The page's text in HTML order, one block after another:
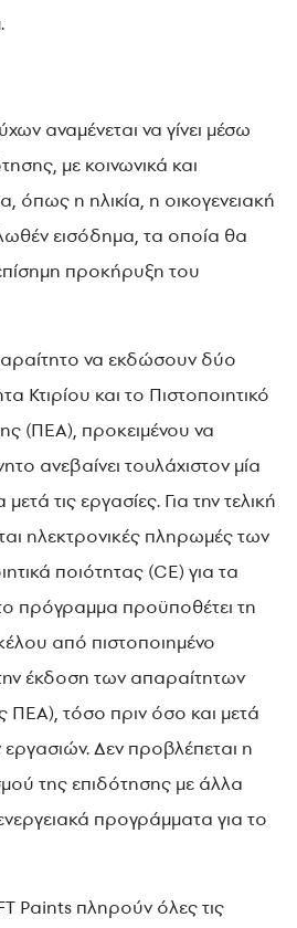
αναμένεται να γίνει μέσω
με κοινωνικά και
όπως η ηλικία, η οικογενειακή
εισόδημα, τα οποία θα
προκήρυξη του
να εκδώσουν δύο
Κτιρίου και το Πιστοποιητικό
(ΠΕΑ), προκειμένου να
ανεβαίνει τουλάχιστον μία
τις εργασίες. Για την τελική
ηλεκτρονικές πληρωμές των
ποιότητας (CE) για τα
πρόγραμμα προϋποθέτει τη
από πιστοποιημένο
έκδοση των απαραίτητων
ΠΕΑ), τόσο πριν όσο και μετά
Δεν προβλέπεται η
της επιδότησης με άλλα
προγράμματα για το
Paints πληρούν όλες τις